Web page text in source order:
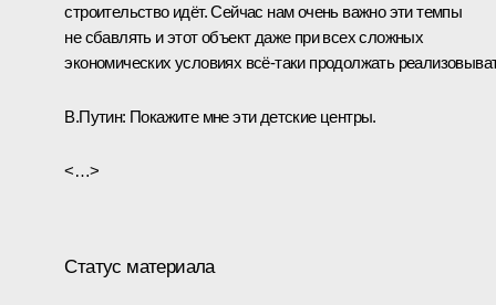
строительство идёт. Сейчас нам очень важно эти темпы
не сбавлять и этот объект даже при всех сложных
экономических условиях всё‑таки продолжать
В.Путин: Покажите мне эти детские центры.
<…>
Статус материала